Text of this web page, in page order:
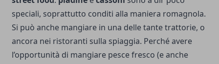
speciali, soprattutto conditi alla maniera romagnola.
Si può anche mangiare in una delle tante trattorie, o
ancora nei ristoranti sulla spiaggia. Perché avere
l’opportunità di mangiare pesce fresco (e anche